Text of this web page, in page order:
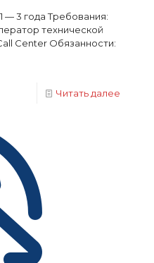
— 3 года Требования:
технической
Center Обязанности:
Читать далее